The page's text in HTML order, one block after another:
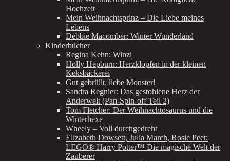
Hochzeit
Mein Weihnachtsprinz – Die Liebe meines
Lebens
Debbie Macomber: Winter Wunderland
Kinderbücher
Regina Kehn: Winzi
Holly Hepburn: Herzklopfen in der kleinen
Keksbäckerei
Gut gebrüllt, liebe Monster!
Sandra Regnier: Das gestohlene Herz der
Anderwelt (Pan-Spin-off Teil 2)
Tom Fletcher: Der Weihnachtosaurus und die
Winterhexe
Wheely – Voll durchgedreht
Elizabeth Dowsett, Julia March, Rosie Peet:
LEGO® Harry Potter™ Die magische Welt der
Zauberer